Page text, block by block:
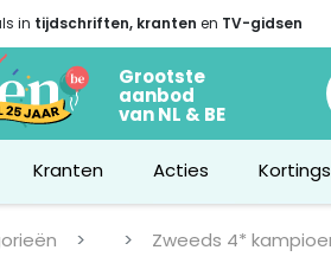
in tijdschriften, kranten en TV-gidsen
Grootste
aanbod
van NL & BE
Kranten Acties
Zweeds 4*